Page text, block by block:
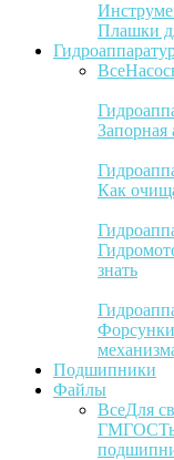
Плашки
Все
Запорная
Как
знать
Подшипники
Файлы
ВсеДля
ГМ